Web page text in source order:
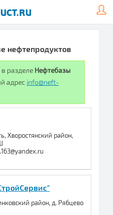
нефтепродуктов
разделе Нефтебазы
адрес info@neft-
Хворостянский район,
район, д. Рябцево